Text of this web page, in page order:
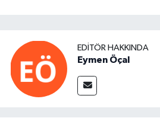
EDITÖR HAKKINDA
Eymen Öçal